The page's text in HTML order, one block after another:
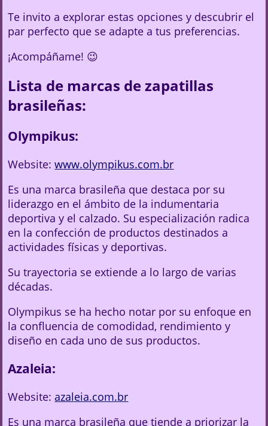
Te invito a explorar estas opciones y descubrir el
par perfecto que se adapte a tus preferencias.
¡Acompáñame! 😉
Lista de marcas de zapatillas
brasileñas:
Olympikus:
Website:www.olympikus.com.br
Es una marca brasileña que destaca por su
liderazgo en el ámbito de la indumentaria
deportiva y el calzado. Su especialización radica
en la confección de productos destinados a
actividades físicas y deportivas.
Su trayectoria se extiende a lo largo de varias
décadas.
Olympikus se ha hecho notar por su enfoque en
la confluencia de comodidad, rendimiento y
diseño en cada uno de sus productos.
Azaleia:
Website:azaleia.com.br
Es una marca brasileña que tiende a priorizar la